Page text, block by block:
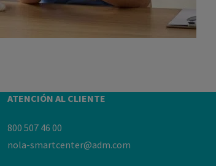
ATENCIÓN AL CLIENTE
800 507 46 00
nola-smartcenter@adm.com